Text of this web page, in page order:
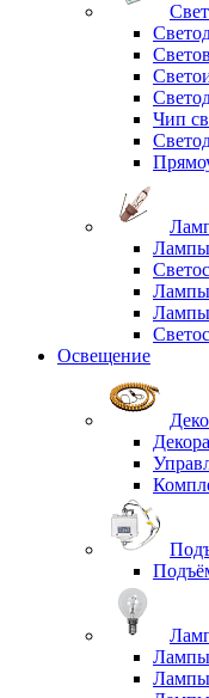
Чип
Лампы
Лампы
Освещение
Лампы
Лампы